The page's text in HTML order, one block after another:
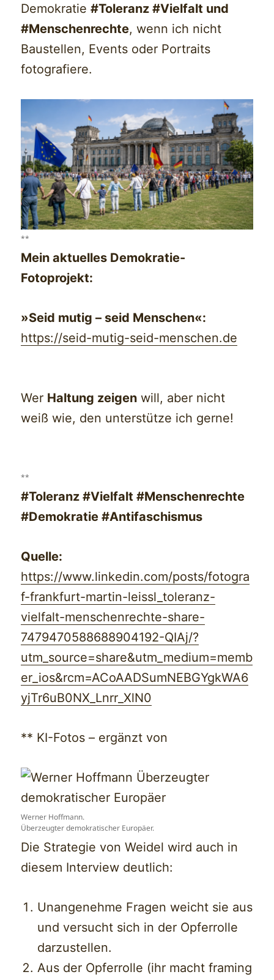
Demokratie#Toleranz #Vielfalt und
#Menschenrechte, wenn ich nicht
Baustellen, Events oder Portraits
fotografiere.
**
Mein aktuelles Demokratie-
Fotoprojekt:
»Seid mutig – seid Menschen«:
https://seid-mutig-seid-menschen.de
Wer Haltung zeigen will, aber nicht
weiß wie, den unterstütze ich gerne!
**
#Toleranz #Vielfalt #Menschenrechte
#Demokratie #Antifaschismus
Quelle:
https://www.linkedin.com/posts/fotogra
f-frankfurt-martin-leissl_toleranz-
vielfalt-menschenrechte-share-
7479470588688904192-QIAj/?
utm_source=share&utm_medium=memb
er_ios&rcm=ACoAADSumNEBGYgkWA6
yjTr6uB0NX_Lnrr_XlN0
** KI-Fotos – ergänzt von
Werner Hoffmann.
Überzeugter demokratischer Europäer.
Die Strategie von Weidel wird auch in
diesem Interview deutlich:
Unangenehme Fragen weicht sie aus
und versucht sich in der Opferrolle
darzustellen.
Aus der Opferrolle (ihr macht framing